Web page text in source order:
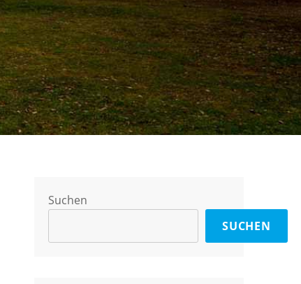
Suchen
SUCHEN